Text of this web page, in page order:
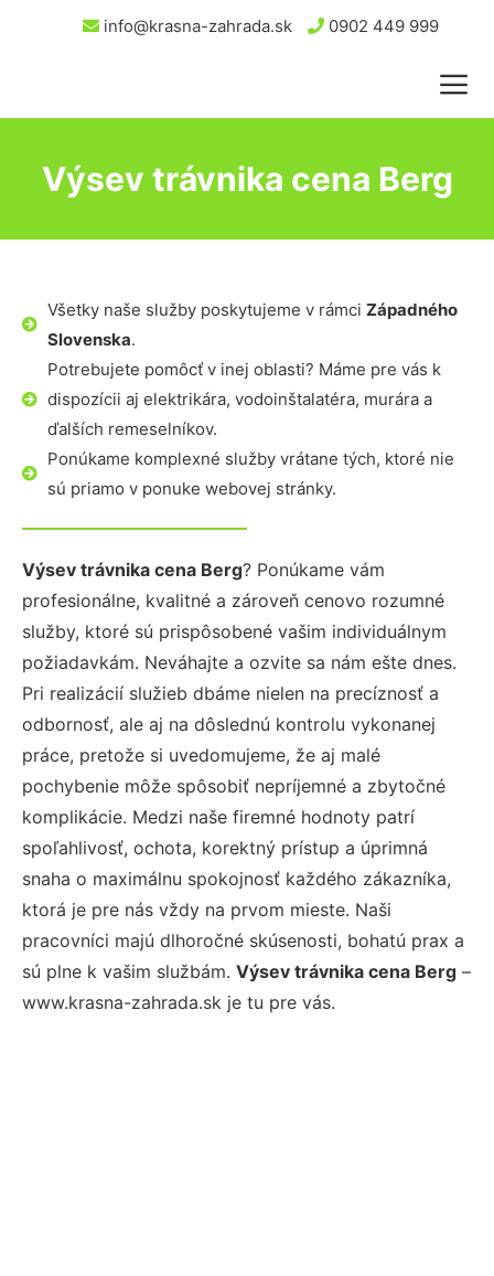
info@krasna-zahrada.sk 0902 449 999
Výsev trávnika cena Berg
Všetky naše služby poskytujeme v rámci Západného
Slovenska.
Potrebujete pomôcť v inej oblasti? Máme pre vás k
dispozícii aj elektrikára, vodoinštalatéra, murára a
ďalších remeselníkov.
Ponúkame komplexné služby vrátane tých, ktoré nie
sú priamo v ponuke webovej stránky.
Výsev trávnika cena Berg? Ponúkame vám
profesionálne, kvalitné a zároveň cenovo rozumné
služby, ktoré sú prispôsobené vašim individuálnym
požiadavkám. Neváhajte a ozvite sa nám ešte dnes.
Pri realizácií služieb dbáme nielen na precíznosť a
odbornosť, ale aj na dôslednú kontrolu vykonanej
práce, pretože si uvedomujeme, že aj malé
pochybenie môže spôsobiť nepríjemné a zbytočné
komplikácie. Medzi naše firemné hodnoty patrí
spoľahlivosť, ochota, korektný prístup a úprimná
snaha o maximálnu spokojnosť každého zákazníka,
ktorá je pre nás vždy na prvom mieste. Naši
pracovníci majú dlhoročné skúsenosti, bohatú prax a
sú plne k vašim službám. Výsev trávnika cena Berg –
www.krasna-zahrada.sk je tu pre vás.